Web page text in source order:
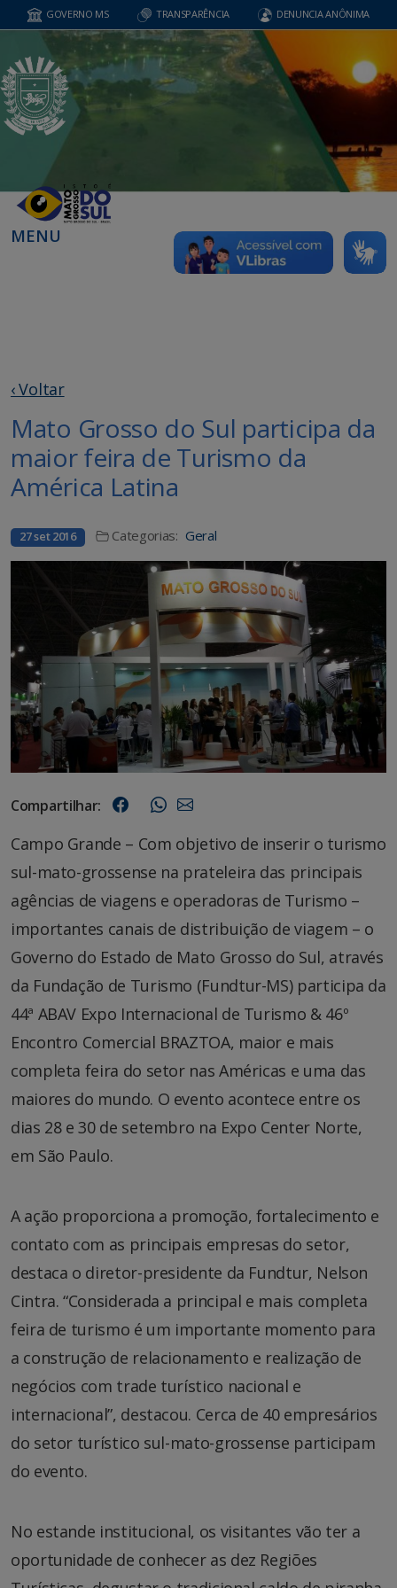
GOVERNO MS TRANSPARÊNCIA DENUNCIA ANÔNIMA
MENU
‹ Voltar
Mato Grosso do Sul participa da
maior feira de Turismo da
América Latina
27 set 2016 Categorias: Geral
Compartilhar:
Campo Grande – Com objetivo de inserir o turismo
sul-mato-grossense na prateleira das principais
agências de viagens e operadoras de Turismo –
importantes canais de distribuição de viagem – o
Governo do Estado de Mato Grosso do Sul, através
da Fundação de Turismo (Fundtur-MS) participa da
44ª ABAV Expo Internacional de Turismo & 46º
Encontro Comercial BRAZTOA, maior e mais
completa feira do setor nas Américas e uma das
maiores do mundo. O evento acontece entre os
dias 28 e 30 de setembro na Expo Center Norte,
em São Paulo.
A ação proporciona a promoção, fortalecimento e
contato com as principais empresas do setor,
destaca o diretor-presidente da Fundtur, Nelson
Cintra. “Considerada a principal e mais completa
feira de turismo é um importante momento para
a construção de relacionamento e realização de
negócios com trade turístico nacional e
internacional”, destacou. Cerca de 40 empresários
do setor turístico sul-mato-grossense participam
do evento.
No estande institucional, os visitantes vão ter a
oportunidade de conhecer as dez Regiões